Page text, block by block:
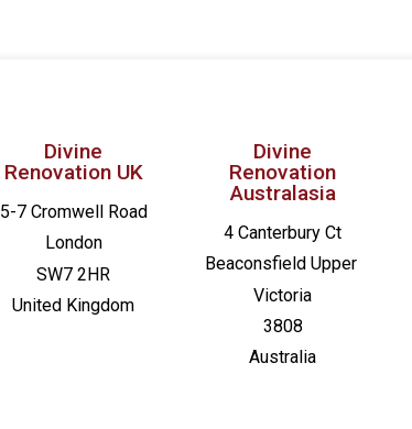
Divine
Renovation UK
5-7 Cromwell Road
London
SW7 2HR
United Kingdom
Divine
Renovation
Australasia
4 Canterbury Ct
Beaconsfield Upper
Victoria
3808
Australia